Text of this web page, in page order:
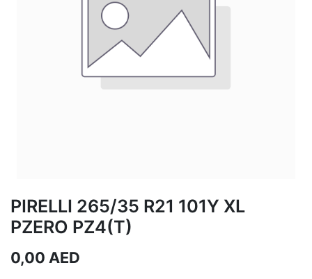
PIRELLI 265/35 R21 101Y XL
PZERO PZ4(T)
0,00 AED